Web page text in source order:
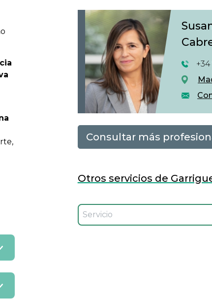
+34
Consultar más
Otros servicios de
Seleccionar el servicio